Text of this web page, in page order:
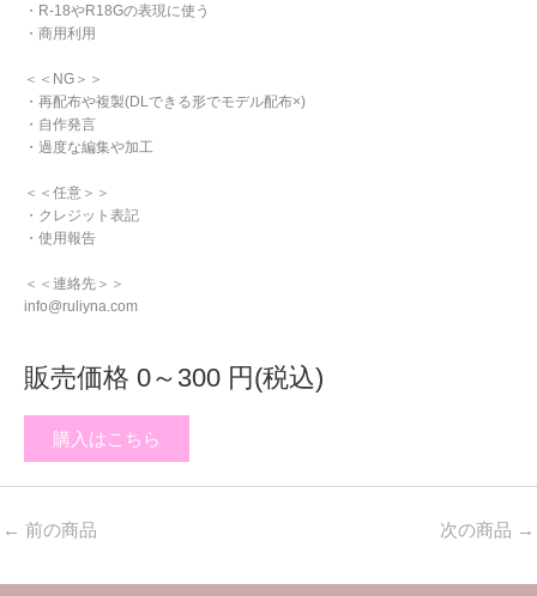
・R-18やR18Gの表現に使う
・商用利用
＜＜NG＞＞
・再配布や複製(DLできる形でモデル配布×)
・自作発言
・過度な編集や加工
＜＜任意＞＞
・クレジット表記
・使用報告
＜＜連絡先＞＞
info@ruliyna.com
販売価格 0～300 円(税込)
購入はこちら
← 前の商品 次の商品 →